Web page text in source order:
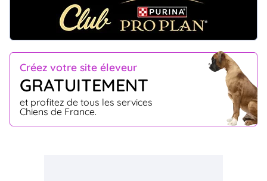
Créez votre site éleveur
GRATUITEMENT
et profitez de tous les services
Chiens de France.